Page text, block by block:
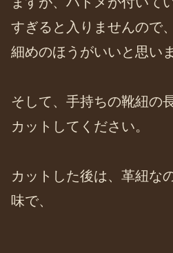
すぎると入りませんので
細めのほうがいいと思いま
そして、手持ちの靴紐の
カットしてください。
カットした後は、革紐な
味で、